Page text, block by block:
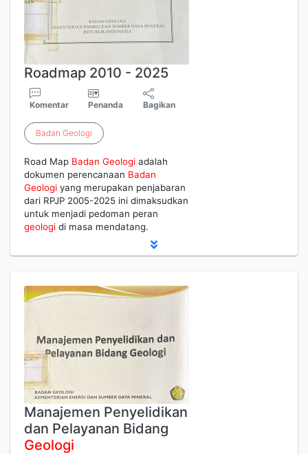
Roadmap 2010 - 2025
Komentar Penanda Bagikan
Badan Geologi
Road Map Badan Geologi adalah
dokumen perencanaan Badan
Geologi yang merupakan penjabaran
dari RPJP 2005-2025 ini dimaksudkan
untuk menjadi pedoman peran
geologi di masa mendatang.
Manajemen Penyelidikan
dan Pelayanan Bidang
Geologi